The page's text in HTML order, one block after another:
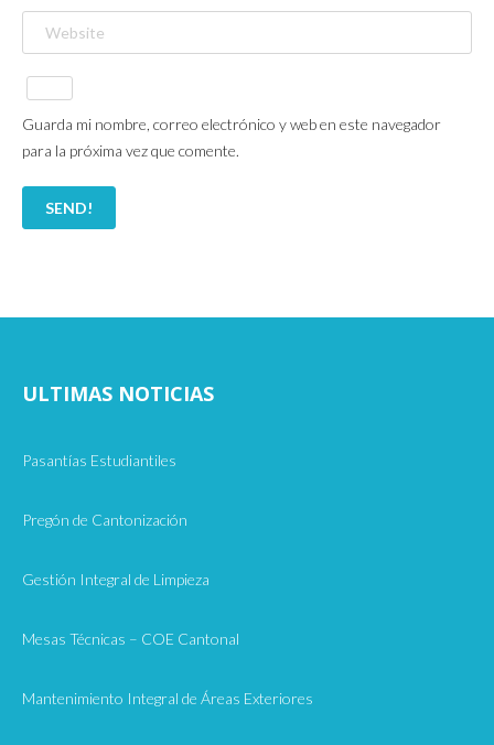
Guarda mi nombre, correo electrónico y web en este navegador
para la próxima vez que comente.
ULTIMAS NOTICIAS
Pasantías Estudiantiles
Pregón de Cantonización
Gestión Integral de Limpieza
Mesas Técnicas – COE Cantonal
Mantenimiento Integral de Áreas Exteriores